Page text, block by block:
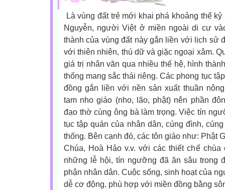
Là vùng đất trẻ mới khai phá khoảng thế
Nguyễn, người Việt ở miền ngoài di cư
thành của vùng đất này gắn liền với lịch sử
với thiên nhiên, thú dữ và giặc ngoại xâm.
giá trị nhân văn qua nhiều thế hệ, hình
thống mang sắc thái riêng.Các phong tục
đồng gắn liền với nền sản xuất thuần
tam nho giáo (nho, lão, phật) nên phần
đạo thờ cùng ông bà làm trọng. Việc tín
tục tập quán của nhân dân, cúng đình,
thống. Bên cạnh đó, các tôn giáo như: Phật
Chúa, Hoà Hảo v.v. với các thiết chế
những lễ hội, tín ngưỡng đã ăn sâu trong
phận nhân dân. Cuộc sống, sinh hoạt của
dễ cơ động, phù hợp với miền đồng bằng